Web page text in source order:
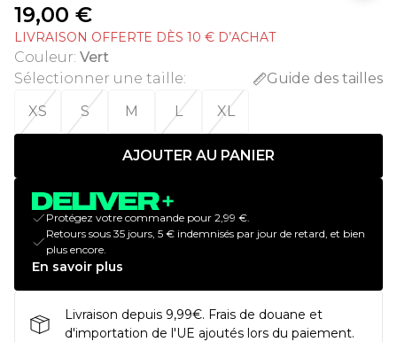
19,00 €
LIVRAISON OFFERTE DÈS 10 € D’ACHAT
Couleur: Vert
Sélectionner une taille:
Guide des tailles
XS
S M L XL
AJOUTER AU PANIER
Protégez votre commande pour 2,99 €.
Retours sous 35 jours, 5 € indemnisés par jour de retard, et bien
plus encore.
En savoir plus
Livraison depuis 9,99€. Frais de douane et
d'importation de l'UE ajoutés lors du paiement.